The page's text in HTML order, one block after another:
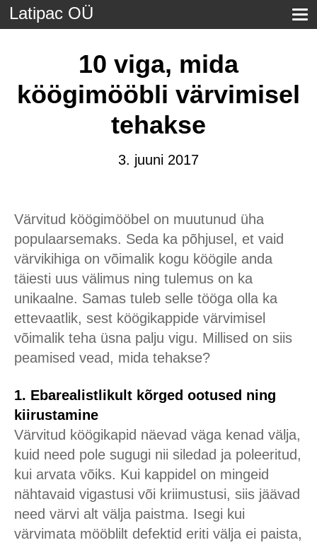
Latipac OÜ
10 viga, mida
köögimööbli värvimisel
tehakse
3. juuni 2017
Värvitud köögimööbel on muutunud üha
populaarsemaks. Seda ka põhjusel, et vaid
värvikihiga on võimalik kogu köögile anda
täiesti uus välimus ning tulemus on ka
unikaalne. Samas tuleb selle tööga olla ka
ettevaatlik, sest köögikappide värvimisel
võimalik teha üsna palju vigu. Millised on siis
peamised vead, mida tehakse?
1. Ebarealistlikult kõrged ootused ning
kiirustamine
Värvitud köögikapid näevad väga kenad välja,
kuid need pole sugugi nii siledad ja poleeritud,
kui arvata võiks. Kui kappidel on mingeid
nähtavaid vigastusi või kriimustusi, siis jäävad
need värvi alt välja paistma. Isegi kui
värvimata mööblilt defektid eriti välja ei paista,